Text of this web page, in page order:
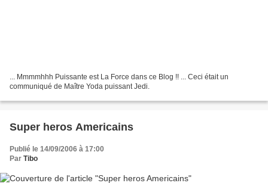
... Mmmmhhh Puissante est La Force dans ce Blog !! ... Ceci était un
communiqué de Maître Yoda puissant Jedi.
Super heros Americains
Publié le 14/09/2006 à 17:00
Par Tibo